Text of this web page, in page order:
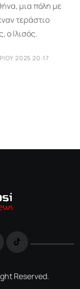
μια πόλη με
τεράστιο
Ιλισός.
2025 20:17
Reserved.